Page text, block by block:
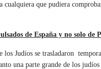
que pudiera
​​de España y no solo de
Judíos se trasladaron
una parte grande de los